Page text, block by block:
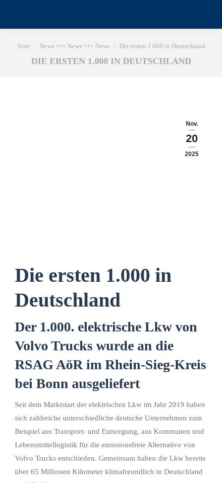
Sie befinden sich hier:
Start News +++ News +++ News Die ersten 1.000 in Deutschland
DIE ERSTEN 1.000 IN DEUTSCHLAND
Nov.
20
2025
Die ersten 1.000 in
Deutschland
Der 1.000. elektrische Lkw von
Volvo Trucks wurde an die
RSAG AöR im Rhein-Sieg-Kreis
bei Bonn ausgeliefert
Seit dem Marktstart der elektrischen Lkw im Jahr 2019 haben
sich zahlreiche unterschiedliche deutsche Unternehmen zum
Beispiel aus Transport- und Entsorgung, aus Kommunen und
Lebensmittellogistik für die emissionsfreie Alternative von
Volvo Trucks entschieden. Gemeinsam haben die Lkw bereits
über 65 Millionen Kilometer klimafreundlich in Deutschland